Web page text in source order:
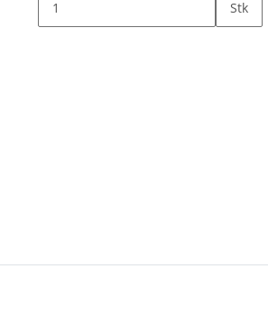
Stk